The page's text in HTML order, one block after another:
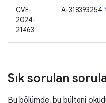
CVE-
2024-
21463
A-318393254
Sık sorulan
Bu bölümde, bu bülteni